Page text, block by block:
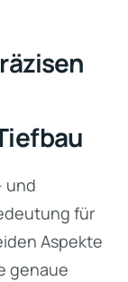
und
für
Aspekte
genaue